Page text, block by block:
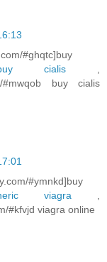
#ghqtc]buy
cialis
#mwqob buy cialis
#ymnkd]buy
viagra
#kfvjd viagra online